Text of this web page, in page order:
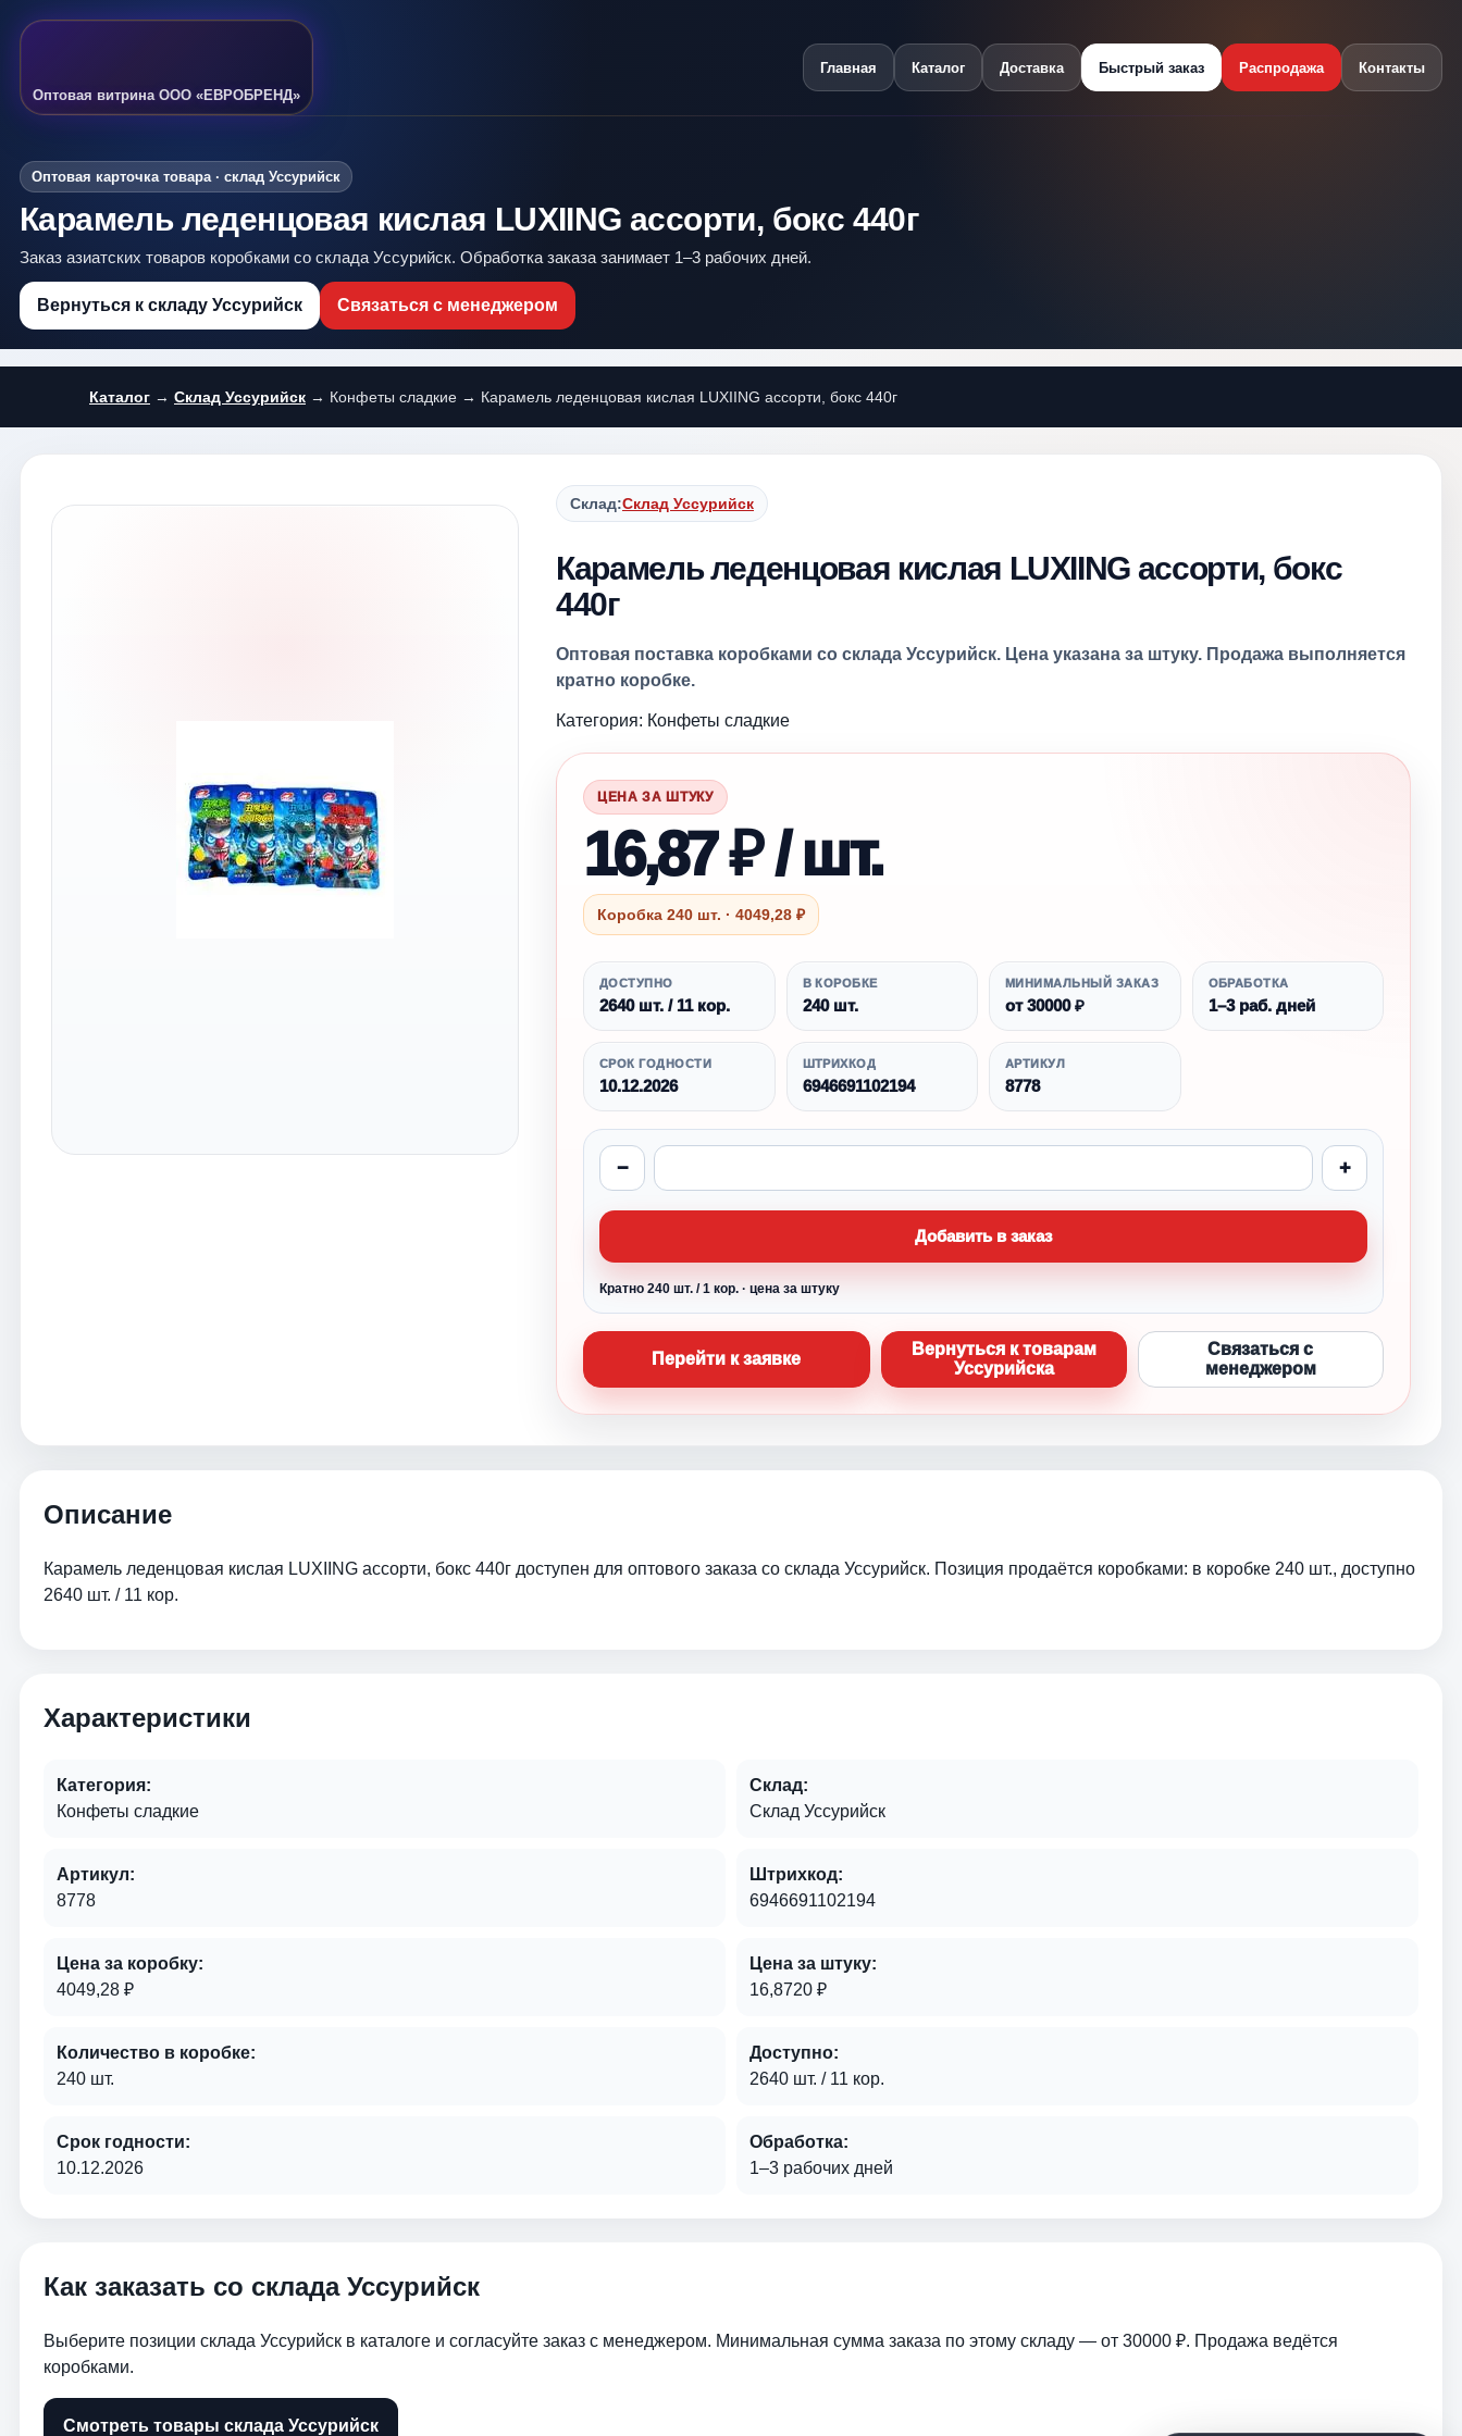
Оптовая витрина ООО «ЕВРОБРЕНД»
Главная Каталог Доставка Быстрый заказ Распродажа Контакты
Оптовая карточка товара · склад Уссурийск
Карамель леденцовая кислая LUXIING ассорти, бокс 440г
Заказ азиатских товаров коробками со склада Уссурийск. Обработка заказа занимает 1–3 рабочих дней.
Вернуться к складу Уссурийск Связаться с менеджером
Каталог → Склад Уссурийск → Конфеты сладкие → Карамель леденцовая кислая LUXIING ассорти, бокс 440г
Склад:Склад Уссурийск
Карамель леденцовая кислая LUXIING ассорти, бокс
440г
Оптовая поставка коробками со склада Уссурийск. Цена указана за штуку. Продажа выполняется
кратно коробке.
Категория: Конфеты сладкие
ЦЕНА ЗА ШТУКУ
16,87 ₽ / шт.
Коробка 240 шт. · 4049,28 ₽
ДОСТУПНО
2640 шт. / 11 кор.
В КОРОБКЕ
240 шт.
МИНИМАЛЬНЫЙ ЗАКАЗ
от 30000 ₽
ОБРАБОТКА
1–3 раб. дней
СРОК ГОДНОСТИ
10.12.2026
ШТРИХКОД
6946691102194
АРТИКУЛ
8778
− +
Добавить в заказ
Кратно 240 шт. / 1 кор. · цена за штуку
Перейти к заявке
Вернуться к товарам
Уссурийска
Связаться с
менеджером
Описание
Карамель леденцовая кислая LUXIING ассорти, бокс 440г доступен для оптового заказа со склада Уссурийск. Позиция продаётся коробками: в коробке 240 шт., доступно
2640 шт. / 11 кор.
Характеристики
Категория:
Конфеты сладкие
Склад:
Склад Уссурийск
Артикул:
8778
Штрихкод:
6946691102194
Цена за коробку:
4049,28 ₽
Цена за штуку:
16,8720 ₽
Количество в коробке:
240 шт.
Доступно:
2640 шт. / 11 кор.
Срок годности:
10.12.2026
Обработка:
1–3 рабочих дней
Как заказать со склада Уссурийск
Выберите позиции склада Уссурийск в каталоге и согласуйте заказ с менеджером. Минимальная сумма заказа по этому складу — от 30000 ₽. Продажа ведётся
коробками.
Смотреть товары склада Уссурийск